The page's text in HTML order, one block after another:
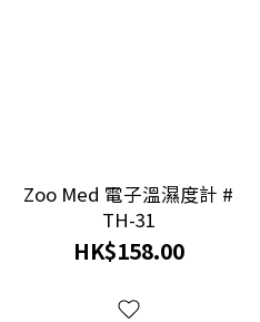
Zoo Med 電子溫濕度計 #
TH-31
HK$158.00